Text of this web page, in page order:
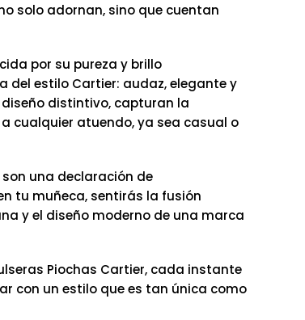
solo adornan, sino que cuentan
por su pureza y brillo
del estilo Cartier: audaz, elegante y
diseño distintivo, capturan la
cualquier atuendo, ya sea casual o
una declaración de
tu muñeca, sentirás la fusión
y el diseño moderno de una marca
Piochas Cartier, cada instante
con un estilo que es tan única como